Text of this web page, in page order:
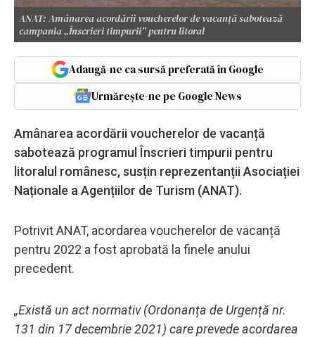
ANAT: Amânarea acordării voucherelor de vacanță sabotează
campania „Înscrieri timpurii” pentru litoral
Adaugă-ne ca sursă preferată în Google
Urmărește-ne pe Google News
Amânarea acordării voucherelor de vacanță
sabotează programul Înscrieri timpurii pentru
litoralul românesc, susțin reprezentanții Asociației
Naționale a Agențiilor de Turism (ANAT).
Potrivit ANAT, acordarea voucherelor de vacanță
pentru 2022 a fost aprobată la finele anului
precedent.
„Există un act normativ (Ordonanța de Urgență nr.
131 din 17 decembrie 2021) care prevede acordarea